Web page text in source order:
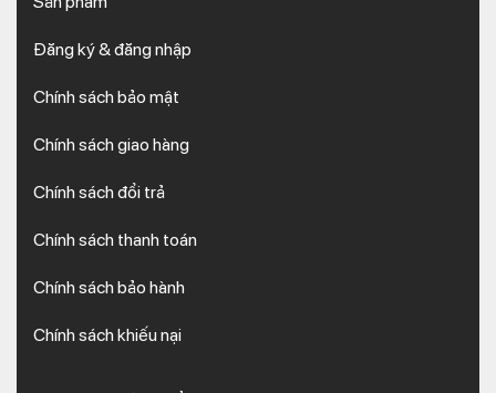
Đăng ký & đăng nhập
Chính sách bảo mật
Chính sách giao hàng
Chính sách đổi trả
Chính sách thanh toán
Chính sách bảo hành
Chính sách khiếu nại